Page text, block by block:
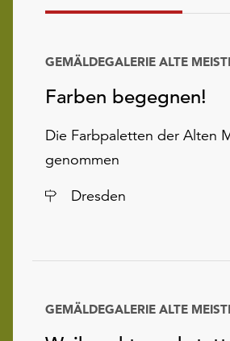
Farben begegnen!
Die Farbpaletten der Alten
genommen
Ort
Dresden